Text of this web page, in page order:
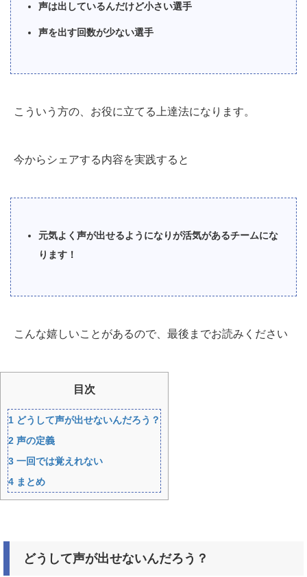
声は出しているんだけど小さい選手
声を出す回数が少ない選手
こういう方の、お役に立てる上達法になります。
今からシェアする内容を実践すると
元気よく声が出せるようになりが活気があるチームにな
ります！
こんな嬉しいことがあるので、最後までお読みください
目次
1 どうして声が出せないんだろう？
2 声の定義
3 一回では覚えれない
4 まとめ
どうして声が出せないんだろう？